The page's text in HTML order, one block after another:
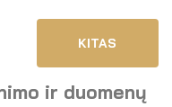
KITAS
ir duomenų